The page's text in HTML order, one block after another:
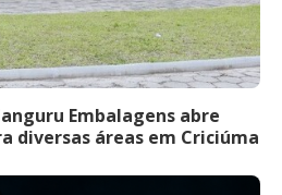
Embalagens abre
diversas áreas em Criciúma